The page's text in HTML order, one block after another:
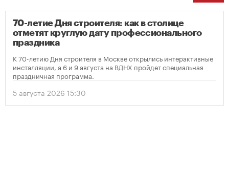
70-летие Дня строителя: как в столице
отметят круглую дату профессионального
праздника
К 70-летию Дня строителя в Москве открылись интерактивные
инсталляции, а 6 и 9 августа на ВДНХ пройдет специальная
праздничная программа.
5 августа 2026 15:30